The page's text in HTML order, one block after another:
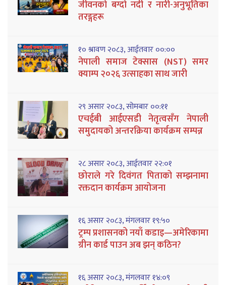
जीवनको बग्दो नदी र नारी-अनुभूतिका
तरङ्गहरू
१० श्रावण २०८३, आईतवार ००:००
नेपाली समाज टेक्सास (NST) समर
क्याम्प २०२६ उत्साहका साथ जारी
२९ असार २०८३, सोमबार ००:११
एचईबी आईएसडी नेतृत्वसँग नेपाली
समुदायको अन्तरक्रिया कार्यक्रम सम्पन्न
२८ असार २०८३, आईतवार २२:०१
छोराले गरे दिवंगत पिताको सम्झनामा
रक्तदान कार्यक्रम आयोजना
१६ असार २०८३, मंगलवार १९:५०
ट्रम्प प्रशासनको नयाँ कडाइ—अमेरिकामा
ग्रीन कार्ड पाउन अब झन् कठिन?
१६ असार २०८३, मंगलवार १४:०९